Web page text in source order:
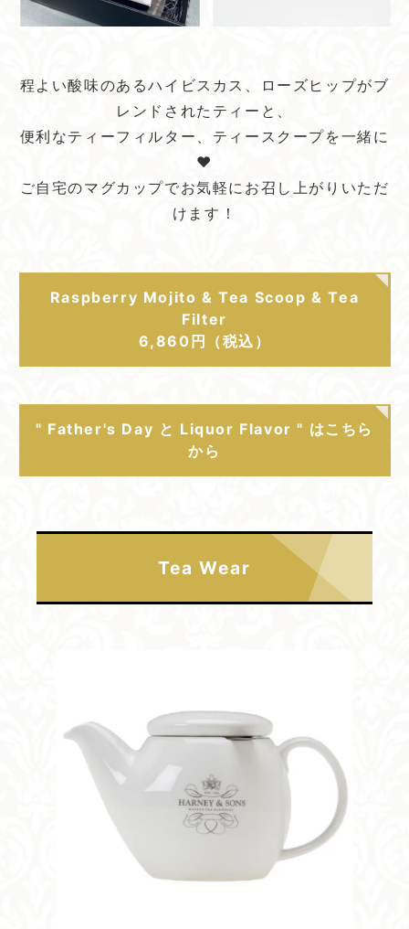
程よい酸味のあるハイビスカス、ローズヒップがブ
レンドされたティーと、
便利なティーフィルター、ティースクープを一緒に
❤
ご自宅のマグカップでお気軽にお召し上がりいただ
けます！
Raspberry Mojito & Tea Scoop & Tea
Filter
6,860円（税込）
" Father's Day と Liquor Flavor " はこちら
から
Tea Wear